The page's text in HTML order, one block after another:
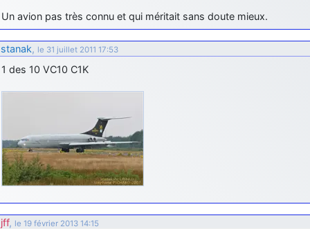
Un avion pas très connu et qui méritait sans doute mieux.
stanak, le 31 juillet 2011 17:53
1 des 10 VC10 C1K
jff, le 19 février 2013 14:15